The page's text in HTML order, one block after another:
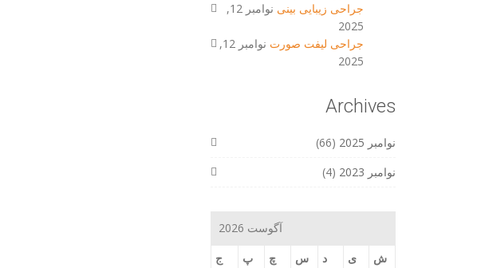
جراحی زیبایی بینی
نوامبر 12,
2025
جراحی لیفت صورت
نوامبر 12,
2025
Archives
نوامبر 2025
(66)
نوامبر 2023
(4)
آگوست 2026
ش
ی د س چ پ
ج